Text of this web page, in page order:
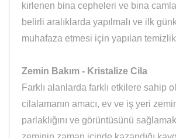
kirlenen bina cepheleri ve bina
belirli aralıklarda yapılmalı ve ilk
muhafaza etmesi için yapılan temizlik
Zemin Bakım - Kristalize Cila
Farklı alanlarda farklı etkilere sahip
cilalamanın amacı, ev ve iş yeri
parlaklığını ve görüntüsünü